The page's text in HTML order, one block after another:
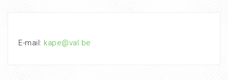
E-mail: kape@val.be